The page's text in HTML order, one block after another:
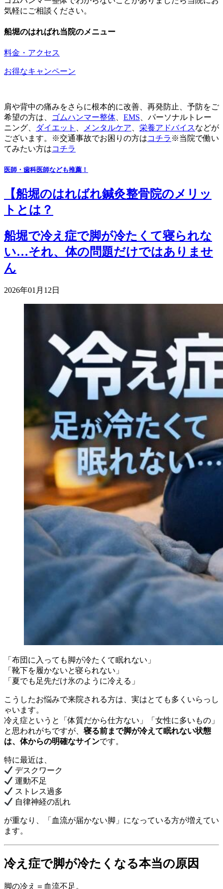
気軽にご相談ください。
船堀のはればれ当院のメニュー
料金・アクセス
お得なキャンペーン
肩や背中の痛みをさらに根本的に改善、再発防止、予防をご
希望の方は、
ゴムハンマー整体 EMS 、パーソナルトレー
ニング、
ダイエット メンタルケア 栄養アドバイスなどが
ございます。※交通事故でお困りの方はコチラ ※当院で働い
てみたい方はコチラ
医師・歯科医師なども推薦！
【船堀のはればれ鍼灸整骨院のメリッ
トとは？
船堀で冷え症で脚が冷たくて寝られな
い…それ、体の問題だけではありませ
ん
2026年01月12日
「布団に入っても脚が冷たくて眠れない」
「靴下を履かないと寝られない」
「夏でも足先だけ氷のように冷える」
こうしたお悩みで来院される方は、実はとても多くいらっし
ゃいます。
冷え症というと「体質だから仕方ない」「女性に多いもの」
と思われがちですが、 寝る前まで脚が冷えて眠れない状態
は、体からの明確なサインです。
特に最近は、
デスクワーク
運動不足
ストレス過多
自律神経の乱れ
が重なり、「血流が届かない脚」になっている方が増えてい
ます。
冷え症で脚が冷たくなる本当の原因
脚の冷え＝血流不足。